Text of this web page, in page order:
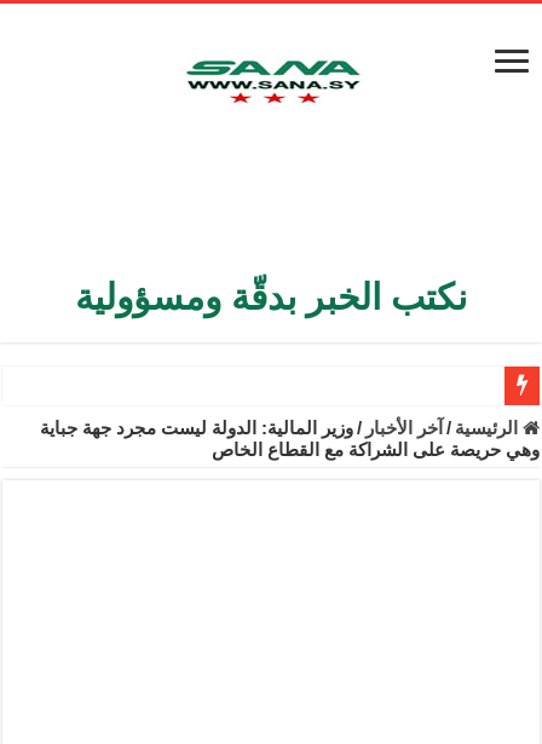
نكتب الخبر بدقّة ومسؤولية
الأمن الداخلي يعثر على مقبرة جماعية في ريف اللاذقية تضم 9 جثامين
الوزير الشيباني يبحث في باريس تعزيز الاستقرار في سوريا
الرئيسية / آخر الأخبار /وزير المالية: الدولة ليست مجرد جهة جباية
وهي حريصة على الشراكة مع القطاع الخاص